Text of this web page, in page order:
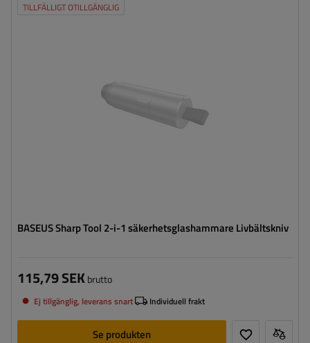
TILLFÄLLIGT OTILLGÄNGLIG
BASEUS Sharp Tool 2-i-1 säkerhetsglashammare Livbältskniv
115,79 SEKbrutto
Ej tillgänglig, leverans snart Individuell frakt
Se produkten